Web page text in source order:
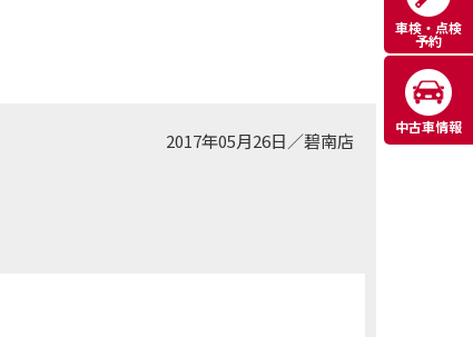
2017年05月26日／碧南店
車検・点検
予約
中古車情報